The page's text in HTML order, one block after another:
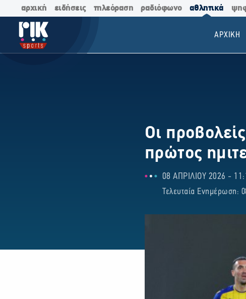
αρχική ειδήσεις τηλεόραση ραδιόφωνο αθλητικά
ΑΡΧΙΚΗ
Οι
πρώτος
08 ΑΠΡΙΛΙΟΥ 2026 -
Τελευταία Ενημέρωση: